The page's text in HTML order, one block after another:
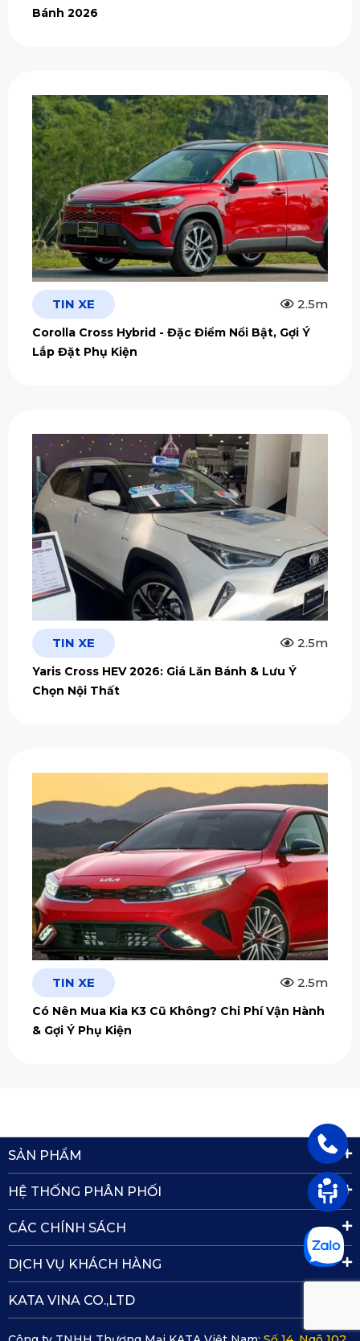
Bánh 2026
TIN XE 2.5m
Corolla Cross Hybrid - Đặc Điểm Nổi Bật, Gợi Ý
Lắp Đặt Phụ Kiện
TIN XE 2.5m
Yaris Cross HEV 2026: Giá Lăn Bánh & Lưu Ý
Chọn Nội Thất
TIN XE 2.5m
Có Nên Mua Kia K3 Cũ Không? Chi Phí Vận Hành
& Gợi Ý Phụ Kiện
SẢN PHẨM
HỆ THỐNG PHÂN PHỐI
CÁC CHÍNH SÁCH
DỊCH VỤ KHÁCH HÀNG
KATA VINA CO.,LTD